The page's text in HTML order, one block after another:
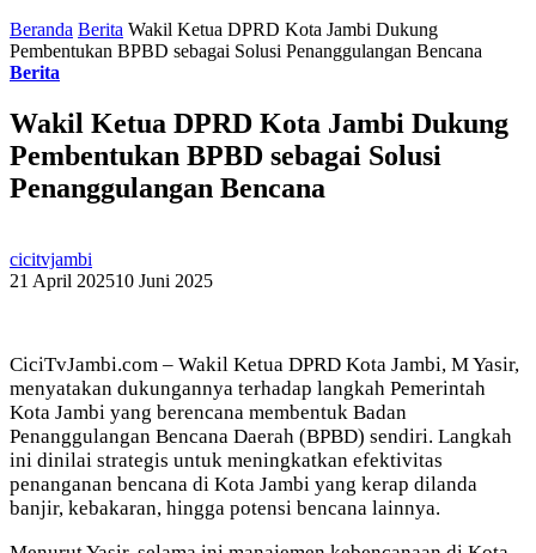
Beranda Berita Wakil Ketua DPRD Kota Jambi Dukung
Pembentukan BPBD sebagai Solusi Penanggulangan Bencana
Berita
Wakil Ketua DPRD Kota Jambi Dukung
Pembentukan BPBD sebagai Solusi
Penanggulangan Bencana
cicitvjambi
21 April 202510 Juni 2025
CiciTvJambi.com – Wakil Ketua DPRD Kota Jambi, M Yasir,
menyatakan dukungannya terhadap langkah Pemerintah
Kota Jambi yang berencana membentuk Badan
Penanggulangan Bencana Daerah (BPBD) sendiri. Langkah
ini dinilai strategis untuk meningkatkan efektivitas
penanganan bencana di Kota Jambi yang kerap dilanda
banjir, kebakaran, hingga potensi bencana lainnya.